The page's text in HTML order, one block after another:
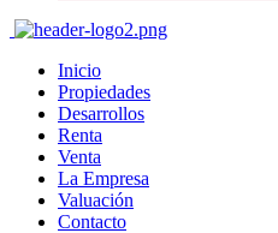
Inicio
Propiedades
Desarrollos
Renta
Venta
La Empresa
Valuación
Contacto